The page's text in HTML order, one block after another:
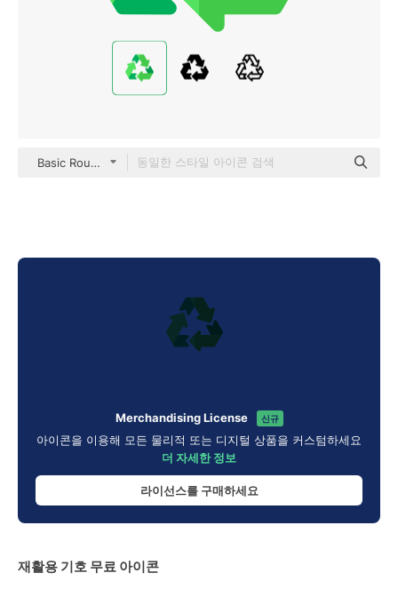
Basic Rounded Flat
Merchandising License 신규
아이콘을 이용해 모든 물리적 또는 디지털 상품을 커스텀하세요
더 자세한 정보
라이선스를 구매하세요
재활용 기호 무료 아이콘